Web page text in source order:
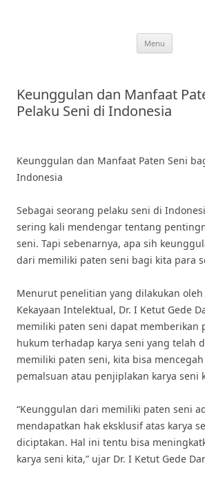
Menu
Keunggulan dan Manfaat
Pelaku Seni di Indonesia
Keunggulan dan Manfaat Paten Seni
Indonesia
Sebagai seorang pelaku seni di
sering kali mendengar tentang
seni. Tapi sebenarnya, apa sih
dari memiliki paten seni bagi kita para
Menurut penelitian yang dilakukan oleh
Kekayaan Intelektual, Dr. I Ketut Gede
memiliki paten seni dapat memberikan
hukum terhadap karya seni yang telah
memiliki paten seni, kita bisa
pemalsuan atau penjiplakan karya seni
“Keunggulan dari memiliki paten seni
mendapatkan hak eksklusif atas karya
diciptakan. Hal ini tentu bisa
karya seni kita,” ujar Dr. I Ketut Gede